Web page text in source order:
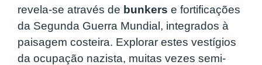
revela-se através de bunkers e fortificações
da Segunda Guerra Mundial, integrados à
paisagem costeira. Explorar estes vestígios
da ocupação nazista, muitas vezes semi-